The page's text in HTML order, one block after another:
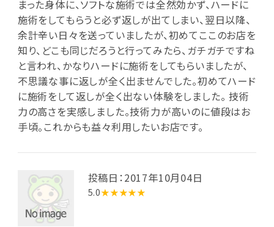
まった身体に、ソフトな施術では全然効かず、ハードに
施術をしてもらうと必ず返しが出てしまい、翌日以降、
余計辛い日々を送っていましたが、初めてここのお店を
知り、どこも同じだろうと行ってみたら、ガチガチですね
と言われ、かなりハードに施術をしてもらいましたが、
不思議な事に返しが全く出ませんでした。初めてハード
に施術をして返しが全く出ない体験をしました。 技術
力の高さを実感しました。技術力が高いのに値段はお
手頃。これからも益々利用したいお店です。
投稿日：2017年10月04日
5.0★★★★★